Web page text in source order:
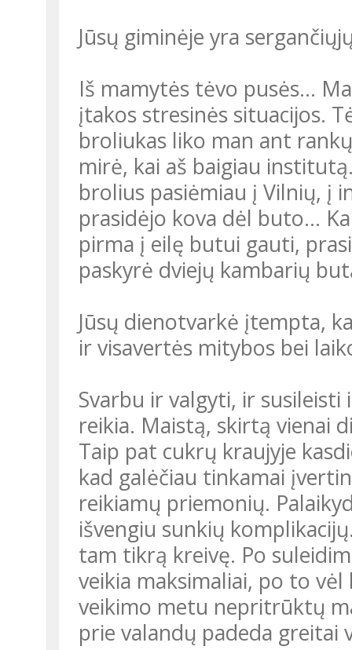
Jūsų giminėje yra
Iš mamytės tėvo pusės...
įtakos stresinės situacijos.
broliukas liko man ant
mirė, kai aš baigiau
brolius pasiėmiau į Vilnių, į
prasidėjo kova dėl buto…
pirma į eilę butui gauti,
paskyrė dviejų kambarių
Jūsų dienotvarkė įtempta,
ir visavertės mitybos bei
Svarbu ir valgyti, ir
reikia. Maistą, skirtą vienai
Taip pat cukrų kraujyje
kad galėčiau tinkamai
reikiamų priemonių.
išvengiu sunkių
tam tikrą kreivę. Po
veikia maksimaliai, po to
veikimo metu nepritrūktų
prie valandų padeda greitai